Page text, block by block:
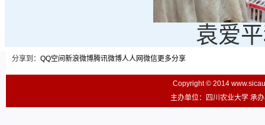
袁爱
分享到： QQ空间 新浪微博腾讯微博人人网微信更多分享
Copyright © 2014
主办单位：四川农业大学 承